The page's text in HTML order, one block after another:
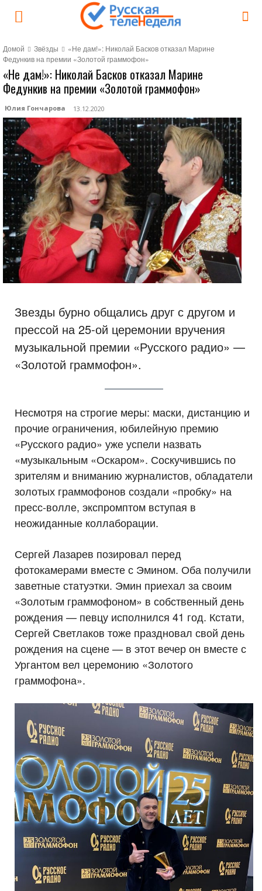
Домой Звёзды
«Не дам!»: Николай Басков отказал Марине
Федункив на премии «Золотой граммофон»
«Не дам!»: Николай Басков отказал Марине
Федункив на премии «Золотой граммофон»
Юлия Гончарова 13.12.2020
Звезды бурно общались друг с другом и
прессой на 25-ой церемонии вручения
музыкальной премии «Русского радио» —
«Золотой граммофон».
Несмотря на строгие меры: маски, дистанцию и
прочие ограничения, юбилейную премию
«Русского радио» уже успели назвать
«музыкальным «Оскаром». Соскучившись по
зрителям и вниманию журналистов, обладатели
золотых граммофонов создали «пробку» на
пресс-волле, экспромптом вступая в
неожиданные коллаборации.
Сергей Лазарев позировал перед
фотокамерами вместе с Эмином. Оба получили
заветные статуэтки. Эмин приехал за своим
«Золотым граммофоном» в собственный день
рождения — певцу исполнился 41 год. Кстати,
Сергей Светлаков тоже праздновал свой день
рождения на сцене — в этот вечер он вместе с
Ургантом вел церемонию «Золотого
граммофона».